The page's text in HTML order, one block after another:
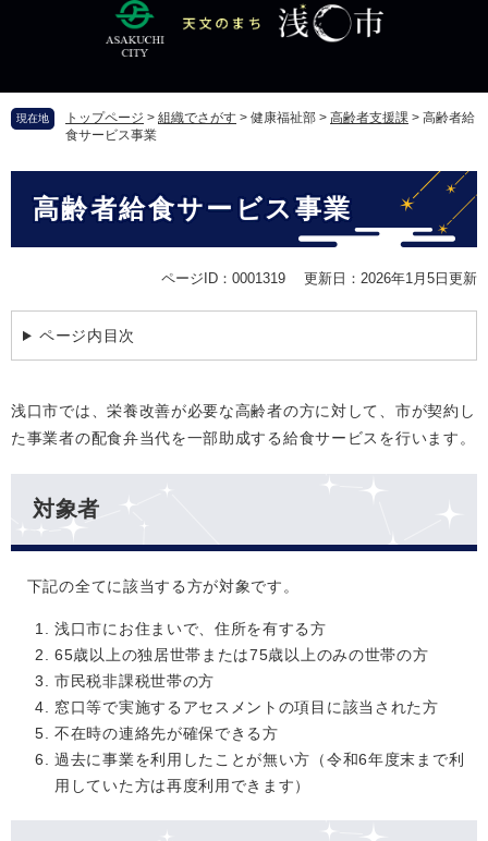
頭
す
飛
し
現在地 トップページ > 組織でさがす > 健康福祉部 > 高齢者支援課 > 高齢者給
食サービス事業
高齢者給食サービス事業
ページID：0001319 更新日：2026年1月5日更新
ページ内目次
浅口市では、栄養改善が必要な高齢者の方に対して、市が契約し
た事業者の配食弁当代を一部助成する給食サービスを行います。
対象者
下記の全てに該当する方が対象です。
浅口市にお住まいで、住所を有する方
65歳以上の独居世帯または75歳以上のみの世帯の方
市民税非課税世帯の方
窓口等で実施するアセスメントの項目に該当された方
不在時の連絡先が確保できる方
過去に事業を利用したことが無い方（令和6年度末まで利
用していた方は再度利用できます）